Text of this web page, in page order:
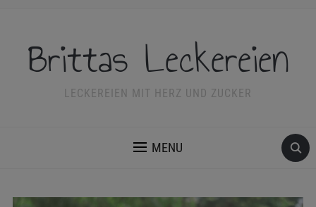
Brittas Leckereien
LECKEREIEN MIT HERZ UND ZUCKER
MENU